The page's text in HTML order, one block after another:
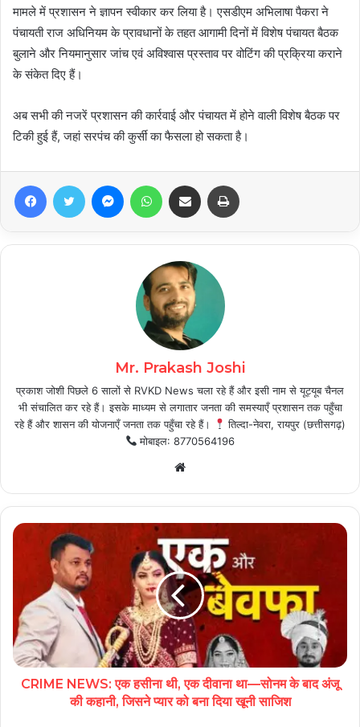
मामले में प्रशासन ने ज्ञापन स्वीकार कर लिया है। एसडीएम अभिलाषा पैकरा ने
पंचायती राज अधिनियम के प्रावधानों के तहत आगामी दिनों में विशेष पंचायत बैठक
बुलाने और नियमानुसार जांच एवं अविश्वास प्रस्ताव पर वोटिंग की प्रक्रिया कराने
के संकेत दिए हैं।
अब सभी की नजरें प्रशासन की कार्रवाई और पंचायत में होने वाली विशेष बैठक पर
टिकी हुई हैं, जहां सरपंच की कुर्सी का फैसला हो सकता है।
FacebookTwitter MessengerWhatsAppShare via Email
Mr. Prakash Joshi
प्रकाश जोशी पिछले 6 सालों से RVKD News चला रहे हैं और इसी नाम से यूट्यूब चैनल
भी संचालित कर रहे हैं। इसके माध्यम से लगातार जनता की समस्याएँ प्रशासन तक पहुँचा
रहे हैं और शासन की योजनाएँ जनता तक पहुँचा रहे हैं।
तिल्दा-नेवरा, रायपुर (छत्तीसगढ़)
मोबाइल: 8770564196
Website
CRIME NEWS: एक हसीना थी, एक दीवाना था—सोनम के बाद अंजू
की कहानी, जिसने प्यार को बना दिया खूनी साजिश